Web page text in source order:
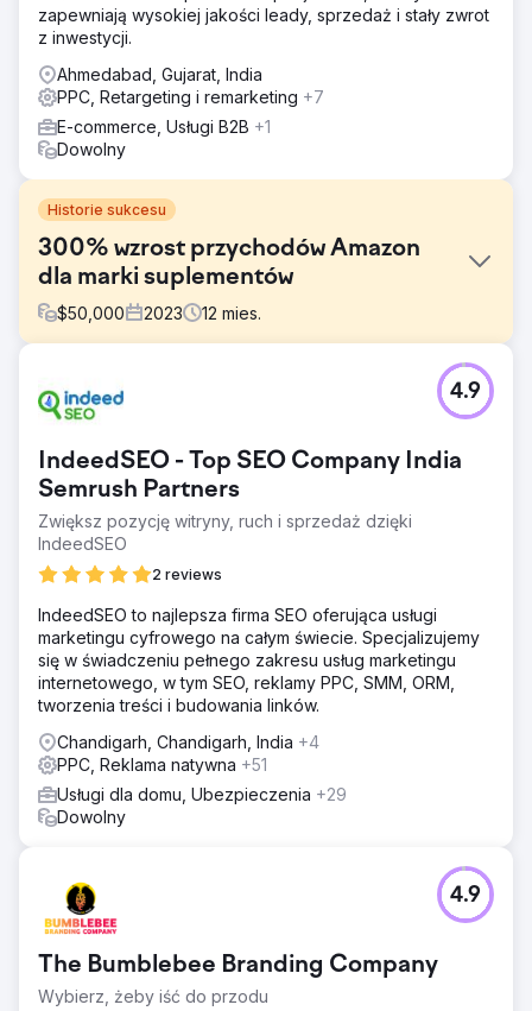
zapewniają wysokiej jakości leady, sprzedaż i stały zwrot
z inwestycji.
Ahmedabad, Gujarat, India
PPC, Retargeting i remarketing +7
E-commerce, Usługi B2B +1
Dowolny
Historie sukcesu
300% wzrost przychodów Amazon
dla marki suplementów
$50,000 2023 12 mies.
Po nawiązaniu kontaktu z marką zidentyfikowano kilka
wyzwań, które hamowały wzrost przychodów Amazona:
nieodpowiednie kampanie reklamowe.
Rozwiązanie
Zoptymalizowaliśmy listy pod kątem lepszego CTR i
rankingu wyszukiwania, stworzyliśmy kalendarz
promocyjny i pracowaliśmy nad kampaniami reklamowymi,
produkty mają plakietkę „Amazon Choice”, co znacznie
pomaga w generowaniu większych przychodów i
wyższym współczynniku konwersji.
Wyniki
Ponad 300% wzrostu przychodów Amazon w ciągu 1
roku. Zwiększona wydajność aukcji. Poprawiona
wydajność kampanii reklamowej. Rozszerzony udział w
rynku
IndeedSEO - Top SEO Company India
Semrush Partners
Zwiększ pozycję witryny, ruch i sprzedaż dzięki
IndeedSEO
2 reviews
4.9
IndeedSEO to najlepsza firma SEO oferująca usługi
marketingu cyfrowego na całym świecie. Specjalizujemy
się w świadczeniu pełnego zakresu usług marketingu
internetowego, w tym SEO, reklamy PPC, SMM, ORM,
tworzenia treści i budowania linków.
Chandigarh, Chandigarh, India +4
PPC, Reklama natywna +51
Usługi dla domu, Ubezpieczenia +29
Dowolny
The Bumblebee Branding Company
Wybierz, żeby iść do przodu
4.9